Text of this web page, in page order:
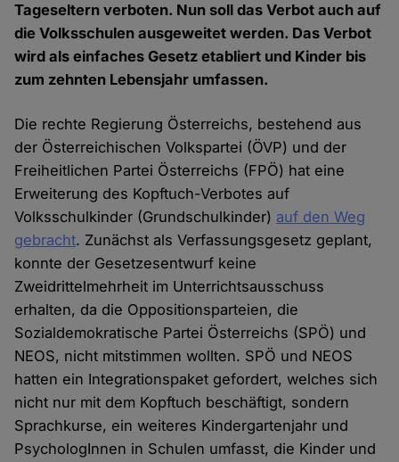
Tageseltern verboten. Nun soll das Verbot auch auf
die Volksschulen ausgeweitet werden. Das Verbot
wird als einfaches Gesetz etabliert und Kinder bis
zum zehnten Lebensjahr umfassen.
Die rechte Regierung Österreichs, bestehend aus
der Österreichischen Volkspartei (ÖVP) und der
Freiheitlichen Partei Österreichs (FPÖ) hat eine
Erweiterung des Kopftuch-Verbotes auf
Volksschulkinder (Grundschulkinder) auf den Weg
gebracht. Zunächst als Verfassungsgesetz geplant,
konnte der Gesetzesentwurf keine
Zweidrittelmehrheit im Unterrichtsausschuss
erhalten, da die Oppositionsparteien, die
Sozialdemokratische Partei Österreichs (SPÖ) und
NEOS, nicht mitstimmen wollten. SPÖ und NEOS
hatten ein Integrationspaket gefordert, welches sich
nicht nur mit dem Kopftuch beschäftigt, sondern
Sprachkurse, ein weiteres Kindergartenjahr und
PsychologInnen in Schulen umfasst, die Kinder und